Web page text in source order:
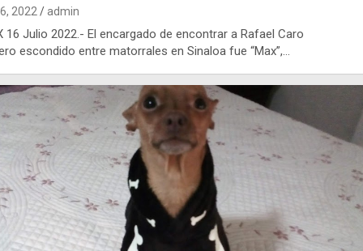
2022 admin
16 Julio 2022.- El encargado de encontrar a Rafael Caro
escondido entre matorrales en Sinaloa fue “Max”,…